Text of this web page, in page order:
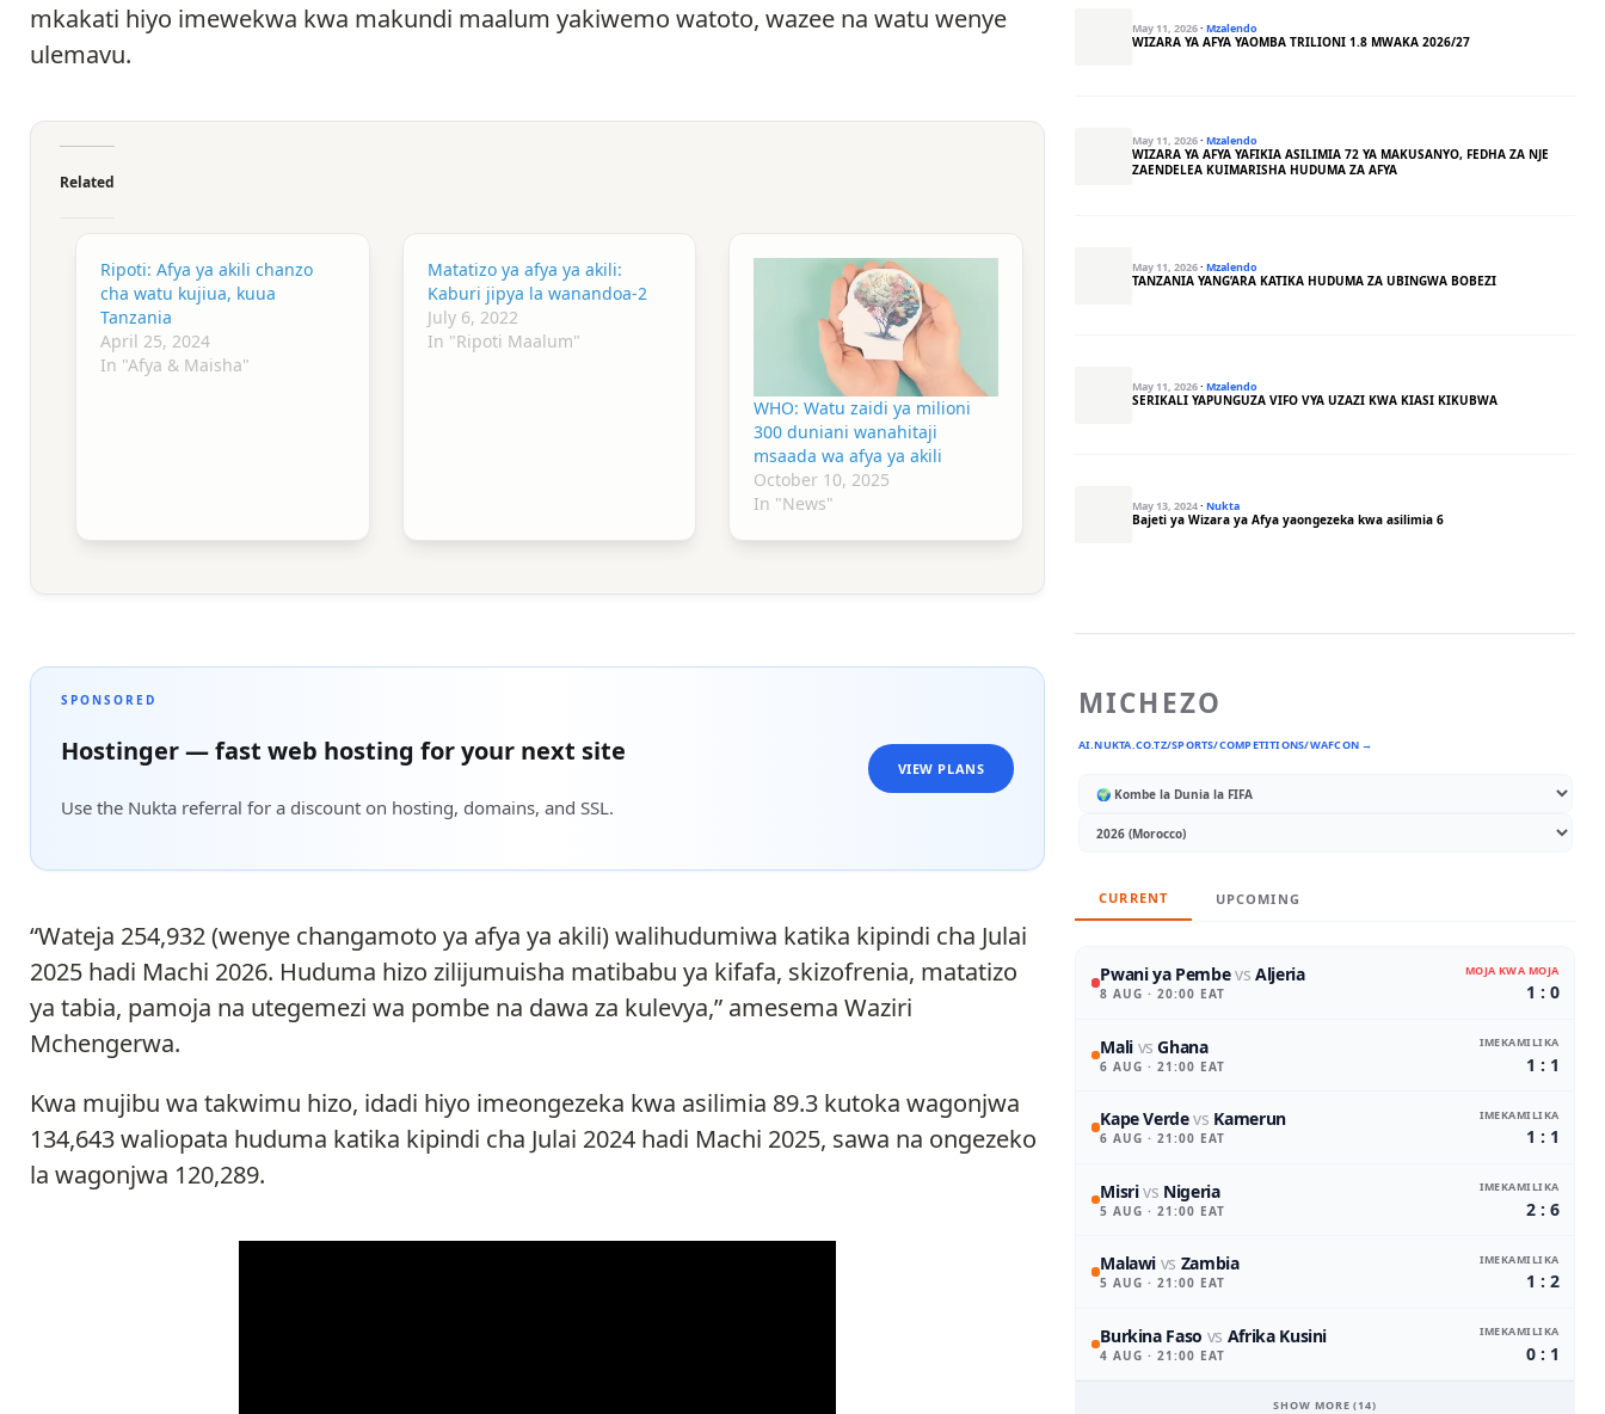
mkakati hiyo imewekwa kwa makundi maalum yakiwemo watoto, wazee na watu wenye
ulemavu.
Related
Ripoti: Afya ya akili chanzo
cha watu kujiua, kuua
Tanzania
April 25, 2024
In "Afya & Maisha"
Matatizo ya afya ya akili:
Kaburi jipya la wanandoa-2
July 6, 2022
In "Ripoti Maalum"
WHO: Watu zaidi ya milioni
300 duniani wanahitaji
msaada wa afya ya akili
October 10, 2025
In "News"
SPONSORED
Hostinger — fast web hosting for your next site
Use the Nukta referral for a discount on hosting, domains, and SSL.
VIEW PLANS
“Wateja 254,932 (wenye changamoto ya afya ya akili) walihudumiwa katika kipindi cha Julai
2025 hadi Machi 2026. Huduma hizo zilijumuisha matibabu ya kifafa, skizofrenia, matatizo
ya tabia, pamoja na utegemezi wa pombe na dawa za kulevya,” amesema Waziri
Mchengerwa.
Kwa mujibu wa takwimu hizo, idadi hiyo imeongezeka kwa asilimia 89.3 kutoka wagonjwa
134,643 waliopata huduma katika kipindi cha Julai 2024 hadi Machi 2025, sawa na ongezeko
la wagonjwa 120,289.
May 11, 2026·Mzalendo
WIZARA YA AFYA YAOMBA TRILIONI 1.8 MWAKA 2026/27
May 11, 2026·Mzalendo
WIZARA YA AFYA YAFIKIA ASILIMIA 72 YA MAKUSANYO, FEDHA ZA NJE
ZAENDELEA KUIMARISHA HUDUMA ZA AFYA
May 11, 2026·Mzalendo
TANZANIA YANG’ARA KATIKA HUDUMA ZA UBINGWA BOBEZI
May 11, 2026·Mzalendo
SERIKALI YAPUNGUZA VIFO VYA UZAZI KWA KIASI KIKUBWA
May 13, 2024·Nukta
Bajeti ya Wizara ya Afya yaongezeka kwa asilimia 6
MICHEZO
AI.NUKTA.CO.TZ/SPORTS/COMPETITIONS/WAFCON →
CURRENT UPCOMING
Pwani ya Pembevs Aljeria
8 AUG · 20:00 EAT
MOJA KWA MOJA
1 : 0
Mali vsGhana
6 AUG · 21:00 EAT
IMEKAMILIKA
1 : 1
Kape Verdevs Kamerun
6 AUG · 21:00 EAT
IMEKAMILIKA
1 : 1
Misrivs Nigeria
5 AUG · 21:00 EAT
IMEKAMILIKA
2 : 6
Malawi vs Zambia
5 AUG · 21:00 EAT
IMEKAMILIKA
1 : 2
Burkina Faso vs Afrika Kusini
4 AUG · 21:00 EAT
IMEKAMILIKA
0 : 1
SHOW MORE (14)